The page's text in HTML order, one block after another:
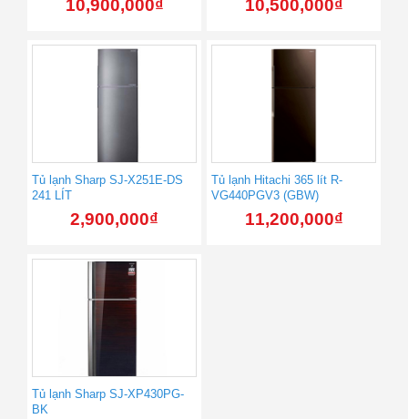
10,900,000₫ 10,500,000₫
Tủ lạnh Sharp SJ-X251E-DS
241 LÍT
2,900,000₫
Tủ lạnh Hitachi 365 lít R-
VG440PGV3 (GBW)
11,200,000₫
Tủ lạnh Sharp SJ-XP430PG-
BK